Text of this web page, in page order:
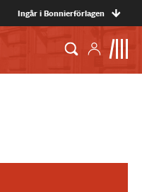
Ingår i Bonnierförlagen